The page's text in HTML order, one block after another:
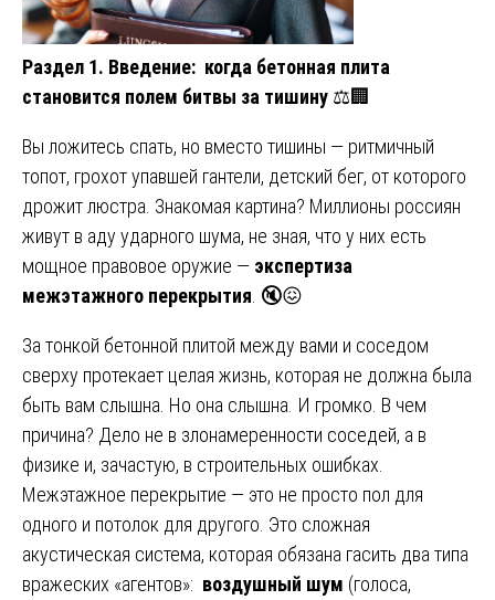
Раздел 1. Введение: когда бетонная плита
становится полем битвы за тишину ⚖️🏢
Вы ложитесь спать, но вместо тишины — ритмичный
топот, грохот упавшей гантели, детский бег, от которого
дрожит люстра. Знакомая картина? Миллионы россиян
живут в аду ударного шума, не зная, что у них есть
мощное правовое оружие — экспертиза
межэтажного перекрытия . 🔇😖
За тонкой бетонной плитой между вами и соседом
сверху протекает целая жизнь, которая не должна была
быть вам слышна. Но она слышна. И громко. В чем
причина? Дело не в злонамеренности соседей, а в
физике и, зачастую, в строительных ошибках.
Межэтажное перекрытие — это не просто пол для
одного и потолок для другого. Это сложная
акустическая система, которая обязана гасить два типа
вражеских «агентов»: воздушный шум (голоса,